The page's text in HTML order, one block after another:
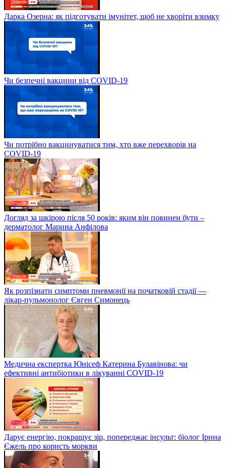
Дарка Озерна: як підготувати імунітет, щоб не хворіти взимку
Чи безпечні вакцини від COVID-19
Чи потрібно вакцинуватися тим, хто вже перехворів на
COVID-19
Догляд за шкірою після 50 років: яким він повинен бути –
дерматолог Марина Анфілова
Як розпізнати симптоми пневмонії на початковій стадії —
лікар-пульмонолог Євген Симонець
Медична експертка Юнісеф Катерина Булавінова: чи
ефективні антибіотики в лікуванні COVID-19
Дарує енергію, покращує зір, попереджає інсульт: біолог Ірина
Єжель про користь моркви